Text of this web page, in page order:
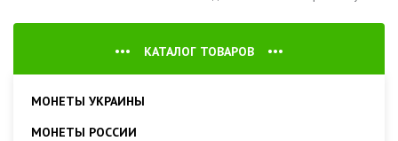
КАТАЛОГ ТОВАРОВ
МОНЕТЫ УКРАИНЫ
МОНЕТЫ РОССИИ